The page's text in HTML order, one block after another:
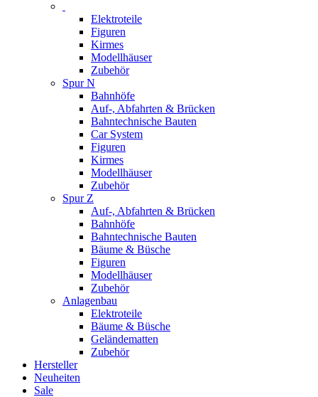
Elektroteile
Figuren
Kirmes
Modellhäuser
Zubehör
Spur N
Bahnhöfe
Auf-, Abfahrten & Brücken
Bahntechnische Bauten
Car System
Figuren
Kirmes
Modellhäuser
Zubehör
Spur Z
Auf-, Abfahrten & Brücken
Bahnhöfe
Bahntechnische Bauten
Bäume & Büsche
Figuren
Modellhäuser
Zubehör
Anlagenbau
Elektroteile
Bäume & Büsche
Geländematten
Zubehör
Hersteller
Neuheiten
Sale